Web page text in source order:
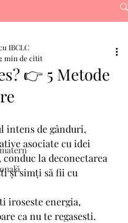
👉 5 Metode
IBCLC
2 min de citit
intens de gânduri,
asociate cu idei
conduc la deconectarea
și simți să fii cu
iroseste energia,
ca nu te regasesti.